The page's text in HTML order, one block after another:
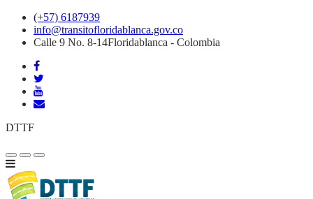
(+57) 6187939
info@transitofloridablanca.gov.co
Calle 9 No. 8-14Floridablanca - Colombia
DTTF